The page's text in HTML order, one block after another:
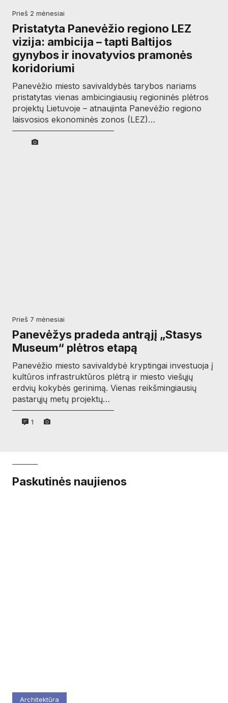
prieš 2 mėnesiai
Pristatyta Panevėžio regiono LEZ
vizija: ambicija – tapti Baltijos
gynybos ir inovatyvios pramonės
koridoriumi
Panevėžio miesto savivaldybės tarybos nariams
pristatytas vienas ambicingiausių regioninės plėtros
projektų Lietuvoje – atnaujinta Panevėžio regiono
laisvosios ekonominės zonos (LEZ)…
prieš 7 mėnesiai
Panevėžys pradeda antrąjį „Stasys
Museum“ plėtros etapą
Panevėžio miesto savivaldybė kryptingai investuoja į
kultūros infrastruktūros plėtrą ir miesto viešųjų
erdvių kokybės gerinimą. Vienas reikšmingiausių
pastarųjų metų projektų…
1
Paskutinės naujienos
Architektūra